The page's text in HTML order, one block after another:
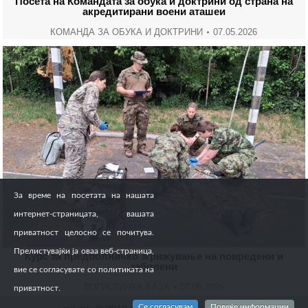
акредитирани воени аташеи
КОМАНДА ЗА ОБУКА И ДОКТРИНИ 07.05.2026
Курс за предболничко згрижување на повредени и
заболени
За време на посетата на нашата
интернет-страницата, вашата
приватност целосно се почитува.
Прелистувајќи ја оваа веб-страница,
вие се согласувате со политиката на
приватност.